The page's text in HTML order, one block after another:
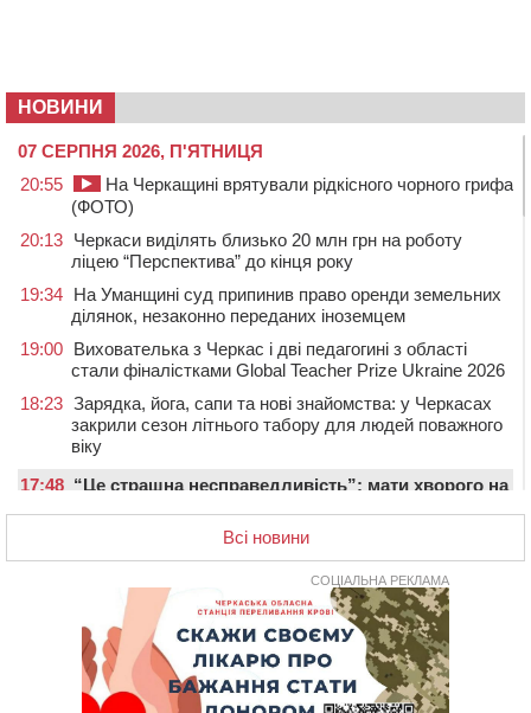
НОВИНИ
07 СЕРПНЯ 2026, П'ЯТНИЦЯ
20:55
На Черкащині врятували рідкісного чорного грифа
(ФОТО)
20:13 Черкаси виділять близько 20 млн грн на роботу
ліцею “Перспектива” до кінця року
19:34 На Уманщині суд припинив право оренди земельних
ділянок, незаконно переданих іноземцем
19:00 Вихователька з Черкас і дві педагогині з області
стали фіналістками Global Teacher Prize Ukraine 2026
18:23 Зарядка, йога, сапи та нові знайомства: у Черкасах
закрили сезон літнього табору для людей поважного
віку
17:48 “Це страшна несправедливість”: мати хворого на
ОВА виділити кошти на дороговартісні ліки
17:15 На Уманщині судитимуть колишню очільницю відділу
освіти через закупівлю електрики за завищеною
У Черкасах провели в останню путь двох
загиблих воїнів
Всі новини
СОЦІАЛЬНА РЕКЛАМА